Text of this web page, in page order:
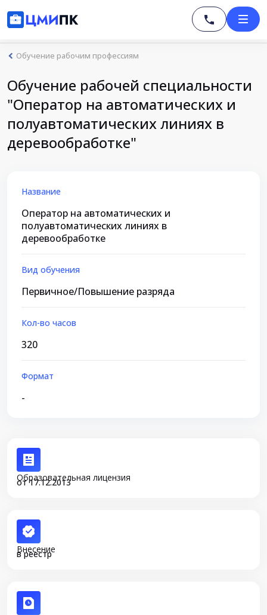
Обучение рабочим профессиям
Обучение рабочей специальности
"Оператор на автоматических и
полуавтоматических линиях в
деревообработке"
Название
Оператор на автоматических и
полуавтоматических линиях в
деревообработке
Вид обучения
Первичное/Повышение разряда
Кол-во часов
320
Формат
-
Образовательная лицензия
от 17.12.2013
Внесение
в реестр